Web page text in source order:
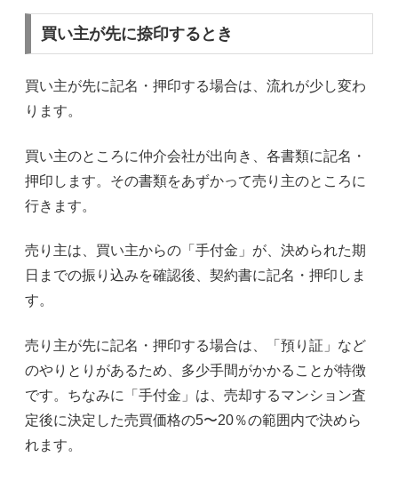
買い主が先に捺印するとき
買い主が先に記名・押印する場合は、流れが少し変わ
ります。
買い主のところに仲介会社が出向き、各書類に記名・
押印します。その書類をあずかって売り主のところに
行きます。
売り主は、買い主からの「手付金」が、決められた期
日までの振り込みを確認後、契約書に記名・押印しま
す。
売り主が先に記名・押印する場合は、「預り証」など
のやりとりがあるため、多少手間がかかることが特徴
です。ちなみに「手付金」は、売却するマンション査
定後に決定した売買価格の5〜20％の範囲内で決めら
れます。